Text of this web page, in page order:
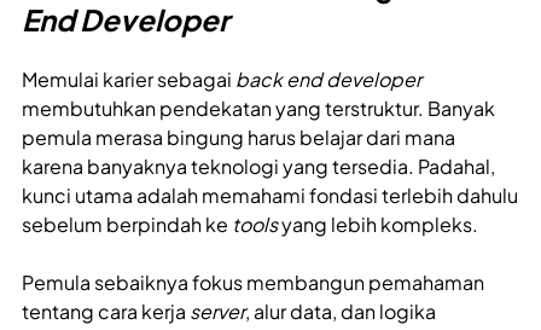
End Developer
Memulai karier sebagai back end developer
membutuhkan pendekatan yang terstruktur. Banyak
pemula merasa bingung harus belajar dari mana
karena banyaknya teknologi yang tersedia. Padahal,
kunci utama adalah memahami fondasi terlebih dahulu
sebelum berpindah ke toolsyang lebih kompleks.
Pemula sebaiknya fokus membangun pemahaman
tentang cara kerja server, alur data, dan logika